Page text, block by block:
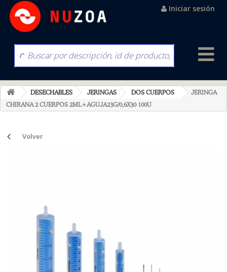
Iniciar sesión
DESECHABLES JERINGAS DOS CUERPOS
JERINGA
CHIRANA 2 CUERPOS 2ML+AGUJA23G/0,6X30 100U
Volver